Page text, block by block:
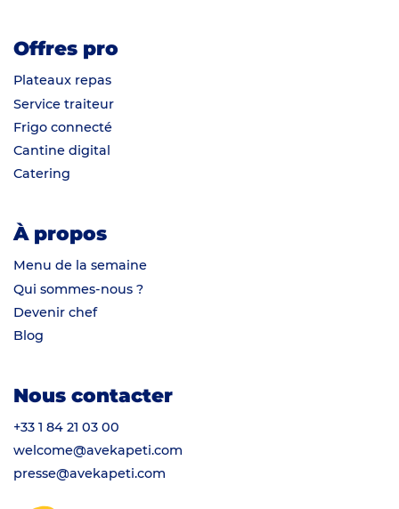
Offres pro
Plateaux repas
Service traiteur
Frigo connecté
Cantine digital
Catering
À propos
Menu de la semaine
Qui sommes-nous ?
Devenir chef
Blog
Nous contacter
+33 1 84 21 03 00
welcome@avekapeti.com
presse@avekapeti.com